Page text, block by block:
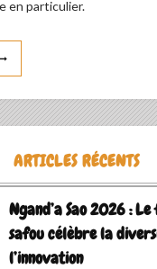
en particulier.
ARTICLES RÉCENTS
Ngand’a Sao 2026 :
safou célèbre la
l’innovation